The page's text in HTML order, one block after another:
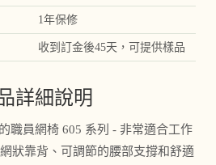
1年保修
收到訂金後45天，可提供樣品
詳細說明
職員網椅 605 系列 - 非常適合工作
狀靠背、可調節的腰部支撐和舒適